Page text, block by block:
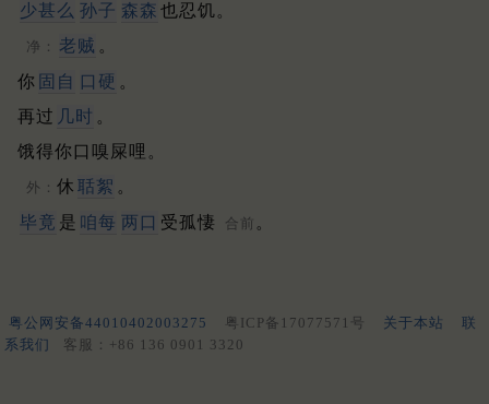
少甚么 孙子 森森 也忍饥。
净： 老贼 。
你 固自 口硬 。
再过 几时 。
饿得你口嗅屎哩。
外： 休 聒絮 。
毕竟 是 咱每 两口 受孤悽 合前 。
粤公网安备44010402003275 粤ICP备17077571号 关于本站
联
系我们
客服：+86 136 0901 3320